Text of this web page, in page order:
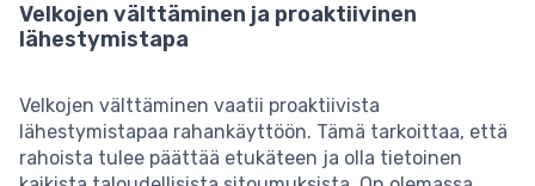
Velkojen välttäminen ja proaktiivinen
lähestymistapa
Velkojen välttäminen vaatii proaktiivista
lähestymistapaa rahankäyttöön. Tämä tarkoittaa, että
rahoista tulee päättää etukäteen ja olla tietoinen